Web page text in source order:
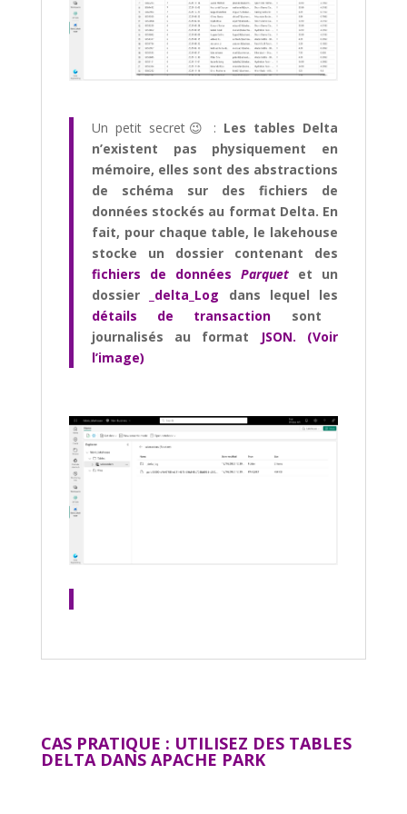
Un petit secret😉 : Les tables Delta
n’existent pas physiquement en
mémoire, elles sont des abstractions
de schéma sur des fichiers de
données stockés au format Delta. En
fait, pour chaque table, le lakehouse
stocke un dossier contenant des
fichiers de donnéesParquet et un
dossier_delta_Log dans lequel les
détails de transaction sont
journalisés au format
JSON. (Voir
l’image)
CAS PRATIQUE : UTILISEZ DES TABLES
DELTA DANS APACHE PARK